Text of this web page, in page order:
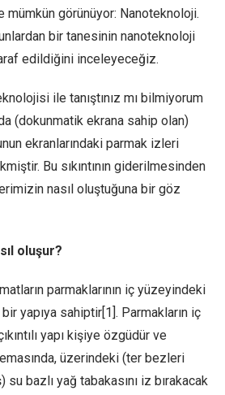
görünüyor: Nanoteknoloji.
bir tanesinin nanoteknoloji
edildiğini inceleyeceğiz.
ile tanıştınız mı bilmiyorum
(dokunmatik ekrana sahip olan)
ekranlarındaki parmak izleri
Bu sıkıntının giderilmesinden
nasıl oluştuğuna bir göz
oluşur?
parmaklarının iç yüzeyindeki
bir yapıya sahiptir[1]. Parmakların iç
yapı kişiye özgüdür ve
üzerindeki (ter bezleri
su bazlı yağ tabakasını iz bırakacak